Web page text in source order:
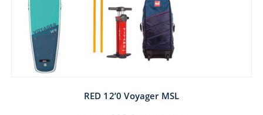
RED 12’0 Voyager MSL